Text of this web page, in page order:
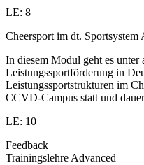
LE: 8
Cheersport im dt. Sportsystem
In diesem Modul geht es unter
Leistungssportförderung in
Leistungssportstrukturen im
CCVD-Campus statt und
LE: 10
Feedback
Trainingslehre Advanced